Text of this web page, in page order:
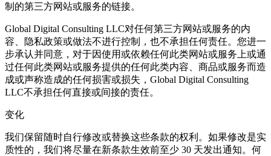
制的第三方网站或服务的链接。
Global Digital Consulting LLC对任何第三方网站或服务的内
容、隐私政策或做法不进行控制，也不承担任何责任。您进一
步承认并同意，对于因使用或依赖任何此类网站或服务上或通
过任何此类网站或服务提供的任何此类内容、商品或服务而造
成或声称造成的任何损害或损失，Global Digital Consulting
LLC不承担任何直接或间接的责任。
变化
我们保留随时自行修改或替换这些条款的权利。如果修改是实
质性的，我们将尽量在新条款生效前至少 30 天发出通知。何